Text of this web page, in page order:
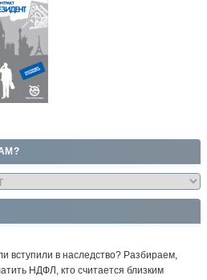
вступили в наследство? Разбираем,
НДФЛ, кто считается близким